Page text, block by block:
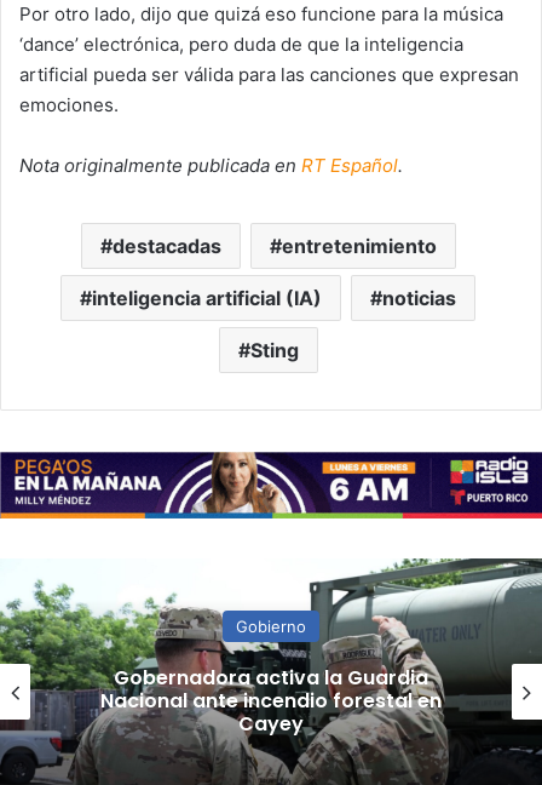
Por otro lado, dijo que quizá eso funcione para la música
‘dance’ electrónica, pero duda de que la inteligencia
artificial pueda ser válida para las canciones que expresan
emociones.
Nota originalmente publicada en RT Español.
destacadas entretenimiento
inteligencia artificial (IA) noticias
Sting
Gobierno
“Camisa hecha a la medida”:
Planificador cuestiona aprobación
de consulta de ubicación de Esencia